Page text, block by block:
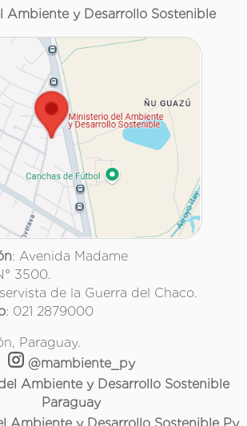
Ambiente y Desarrollo Sostenible
: Avenida Madame
3500.
de la Guerra del Chaco.
: 021 2879000
Paraguay.
@mambiente_py
Ambiente y Desarrollo Sostenible
Paraguay